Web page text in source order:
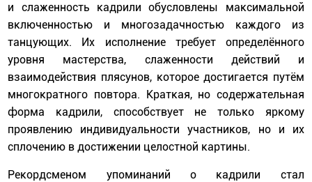
и слаженность кадрили обусловлены максимальной
включенностью и многозадачностью каждого из
танцующих. Их исполнение требует определённого
уровня мастерства, слаженности действий и
взаимодействия плясунов, которое достигается путём
многократного повтора. Краткая, но содержательная
форма кадрили, способствует не только яркому
проявлению индивидуальности участников, но и их
сплочению в достижении целостной картины.
Рекордсменом упоминаний о кадрили стал